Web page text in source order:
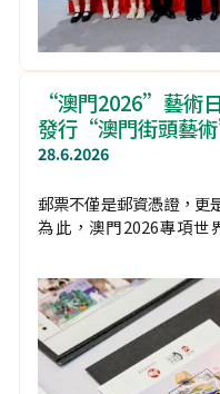
“澳門2026”藝術日
發行“澳門街頭藝
28.6.2026
郵票不僅是郵資憑證，更
為此，澳門2026專項世